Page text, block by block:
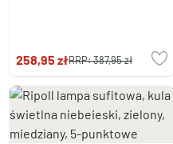
258,95 złRRP:387,95 zł